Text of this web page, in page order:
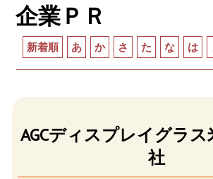
企業ＰＲ
新着順 あ か さ た な は
AGCディスプレイグラ
社